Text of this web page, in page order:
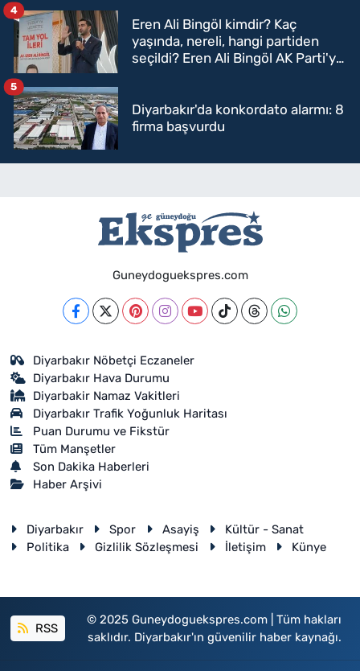
Eren Ali Bingöl kimdir? Kaç
yaşında, nereli, hangi partiden
seçildi? Eren Ali Bingöl AK Parti'ye
4
Diyarbakır'da konkordato alarmı: 8
firma başvurdu
5
Guneydoguekspres.com
Diyarbakır Nöbetçi Eczaneler
Diyarbakır Hava Durumu
Diyarbakir Namaz Vakitleri
Diyarbakır Trafik Yoğunluk Haritası
Puan Durumu ve Fikstür
Tüm Manşetler
Son Dakika Haberleri
Haber Arşivi
Diyarbakır Spor Asayiş
Kültür - Sanat
Politika
Gizlilik Sözleşmesi İletişim Künye
RSS
© 2025 Guneydoguekspres.com | Tüm hakları
saklıdır. Diyarbakır'ın güvenilir haber kaynağı.